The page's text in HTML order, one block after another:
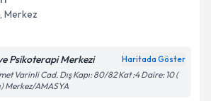
e-posta ile bilgilendireceğiz.
, Merkez
Psikoterapi Merkezi Haritada Göster
Varinli Cad. Dış Kapı: 80/82 Kat :4 Daire: 10 (
Merkez/AMASYA